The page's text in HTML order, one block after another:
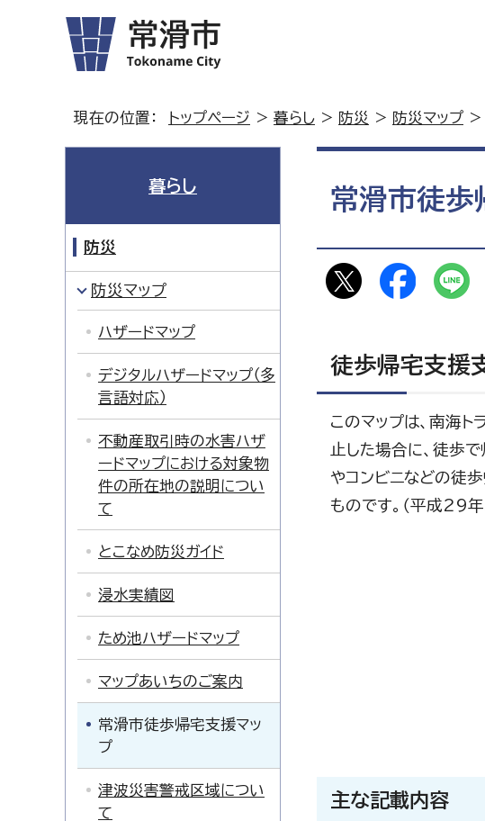
現在の位置： トップページ > 暮らし > 防災 > 防災マップ >
常滑市徒歩
徒歩帰宅支援
このマップは、南海
止した場合に、徒歩
やコンビニなどの徒
ものです。（平成29
主な記載内容
暮らし
防災
防災マップ
ハザードマップ
デジタルハザードマップ（多
言語対応）
不動産取引時の水害ハザ
ードマップにおける対象物
件の所在地の説明につい
て
とこなめ防災ガイド
浸水実績図
ため池ハザードマップ
マップあいちのご案内
常滑市徒歩帰宅支援マッ
プ
津波災害警戒区域につい
て